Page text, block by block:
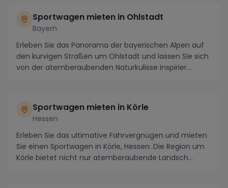
Sportwagen mieten in Ohlstadt
Bayern
Erleben Sie das Panorama der bayerischen Alpen auf
den kurvigen Straßen um Ohlstadt und lassen Sie sich
von der atemberaubenden Naturkulisse inspirier...
Sportwagen mieten in Körle
Hessen
Erleben Sie das ultimative Fahrvergnügen und mieten
Sie einen Sportwagen in Körle, Hessen. Die Region um
Körle bietet nicht nur atemberaubende Landsch...